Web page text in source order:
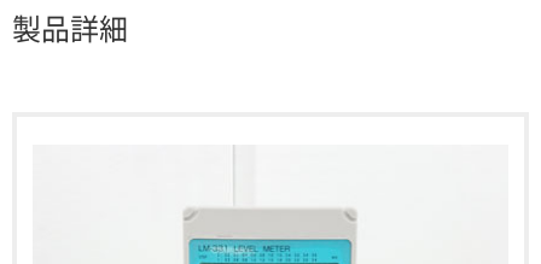
製品詳細